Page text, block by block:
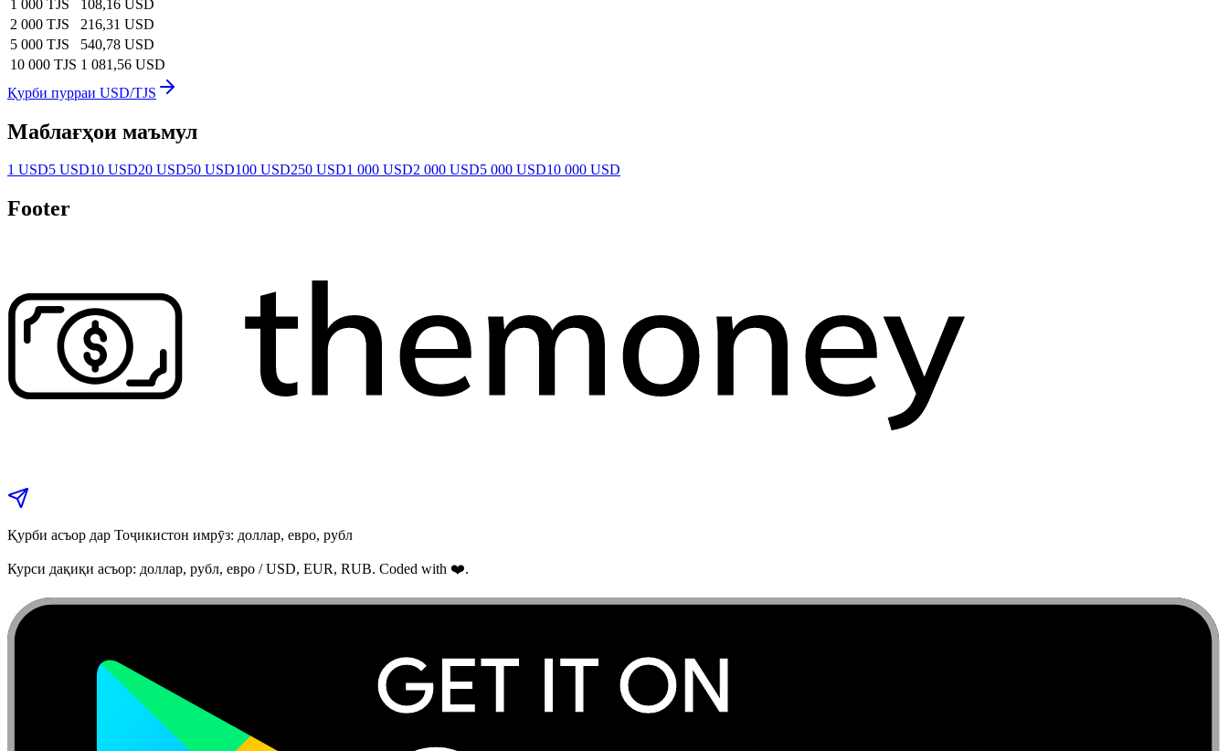
1 000 TJS
108,16 USD
2 000 TJS
216,31 USD
5 000 TJS
540,78 USD
10 000 TJS 1 081,56 USD
Қурби пурраи USD/TJS
Маблағҳои маъмул
1 USD5 USD10 USD20 USD50 USD100 USD250 USD1 000 USD2 000 USD5 000 USD10 000 USD
Footer
Қурби асъор дар Тоҷикистон имрӯз: доллар, евро, рубл
Курси дақиқи асъор: доллар, рубл, евро / USD, EUR, RUB. Coded with ❤️.